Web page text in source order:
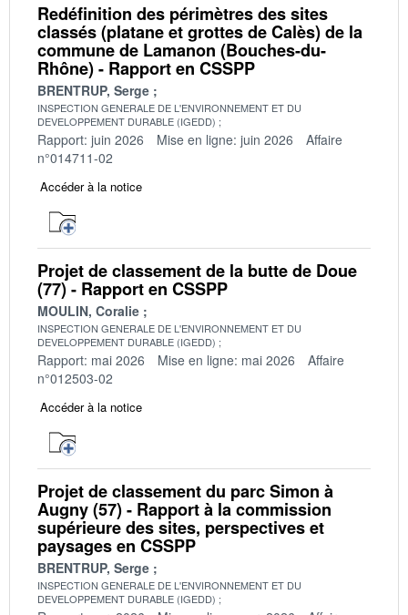
Redéfinition des périmètres des sites
classés (platane et grottes de Calès) de la
commune de Lamanon (Bouches-du-
Rhône) - Rapport en CSSPP
BRENTRUP, Serge
INSPECTION GENERALE DE L'ENVIRONNEMENT ET DU
DEVELOPPEMENT DURABLE (IGEDD)
Rapport: juin 2026 Mise en ligne: juin 2026
Affaire
n°014711-02
Accéder à la notice
Projet de classement de la butte de Doue
(77) - Rapport en CSSPP
MOULIN, Coralie
INSPECTION GENERALE DE L'ENVIRONNEMENT ET DU
DEVELOPPEMENT DURABLE (IGEDD)
Rapport: mai 2026 Mise en ligne: mai 2026
Affaire
n°012503-02
Accéder à la notice
Projet de classement du parc Simon à
Augny (57) - Rapport à la commission
supérieure des sites, perspectives et
paysages en CSSPP
BRENTRUP, Serge
INSPECTION GENERALE DE L'ENVIRONNEMENT ET DU
DEVELOPPEMENT DURABLE (IGEDD)